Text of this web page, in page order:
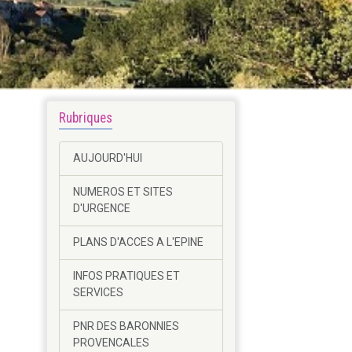
Rubriques
AUJOURD'HUI
NUMEROS ET SITES
D'URGENCE
PLANS D'ACCES A L'EPINE
INFOS PRATIQUES ET
SERVICES
PNR DES BARONNIES
PROVENCALES